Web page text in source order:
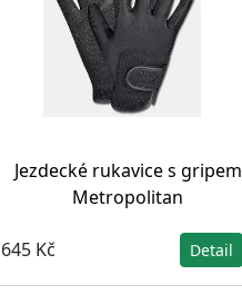
Jezdecké rukavice s gripem
Metropolitan
645 Kč Detail